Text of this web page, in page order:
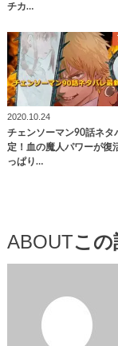
チカ…
2020.10.24
チェンソーマン90話ネタ
定！血の魔人パワーが復
っぱり…
ABOUTこの